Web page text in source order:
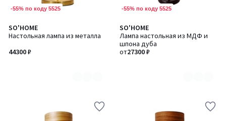
-55% по коду 5525
SO'HOME
Настольная лампа из металла
44300 ₽
Количество
цветов:
2
-55% по коду 5525
SO'HOME
Лампа настольная из МДФ и
шпона дуба
от27300 ₽
Количество
цветов:
3